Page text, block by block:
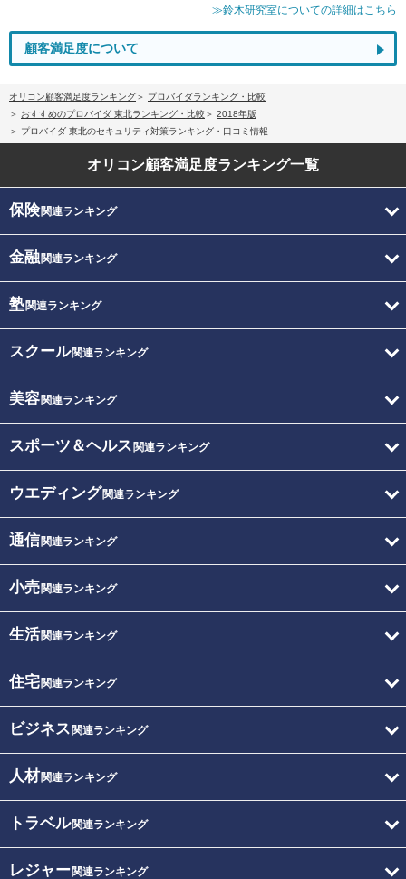
≫鈴木研究室についての詳細はこちら
顧客満足度について
オリコン顧客満足度ランキング
プロバイダランキング・比較
おすすめのプロバイダ 東北ランキング・比較
2018年版
プロバイダ 東北のセキュリティ対策ランキング・口コミ情報
オリコン顧客満足度ランキング一覧
保険関連ランキング
金融関連ランキング
塾関連ランキング
スクール関連ランキング
美容関連ランキング
スポーツ＆ヘルス 関連ランキング
ウエディング関連ランキング
通信関連ランキング
小売関連ランキング
生活関連ランキング
住宅関連ランキング
ビジネス 関連ランキング
人材関連ランキング
トラベル関連ランキング
レジャー関連ランキング